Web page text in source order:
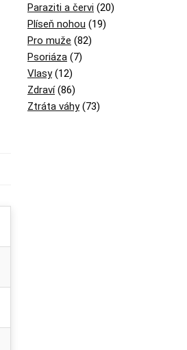
Paraziti a červi (20)
Plíseň nohou (19)
Pro muže (82)
Psoriáza (7)
Vlasy(12)
Zdraví(86)
Ztráta váhy(73)